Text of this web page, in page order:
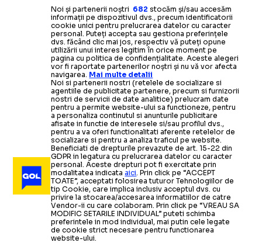
EUROPA LEAGUE
KUPS- U CRAIOVA 1-1 Campioana României, doar
Noi și partenerii noștri 682 stocăm și/sau accesăm
informații pe dispozitivul dvs., precum identificatorii
cookie unici pentru prelucrarea datelor cu caracter
personal. Puteți accepta sau gestiona preferințele
dvs. făcând clic mai jos, respectiv vă puteți opune
utilizării unui interes legitim în orice moment pe
pagina cu politica de confidențialitate. Aceste alegeri
vor fi raportate partenerilor noștri și nu vă vor afecta
navigarea. Mai multe detalii
Noi si partenerii nostri (retelele de socializare si
agentiile de publicitate partenere, precum si furnizorii
nostri de servicii de date analitice) prelucram date
pentru a permite website-ului sa functioneze, pentru
a personaliza continutul si anunturile publicitare
afisate in functie de interesele si/sau profilul dvs.,
pentru a va oferi functionalitati aferente retelelor de
socializare si pentru a analiza traficul pe website.
Beneficiati de drepturile prevazute de art. 15-22 din
GDPR in legatura cu prelucrarea datelor cu caracter
personal. Aceste drepturi pot fi exercitate prin
modalitatea indicataaici. Prin click pe “ACCEPT
TOATE”, acceptati folosirea tuturor Tehnologiilor de
tip Cookie, care implica inclusiv acceptul dvs. cu
privire la stocarea/accesarea informatiilor de catre
Vendor-ii cu care colaboram. Prin click pe “VREAU SA
MODIFIC SETARILE INDIVIDUAL” puteti schimba
preferintele in mod individual, mai putin cele legate
de cookie strict necesare pentru functionarea
website-ului.